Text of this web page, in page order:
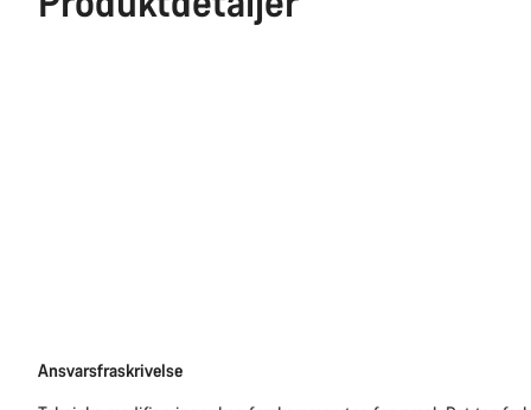
Ansvarsfraskrivelse
Ansvarsfraskrivelse